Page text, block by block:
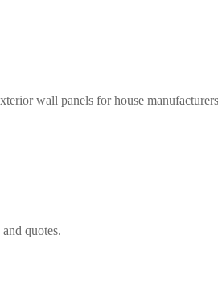
wall panels for house
quotes.